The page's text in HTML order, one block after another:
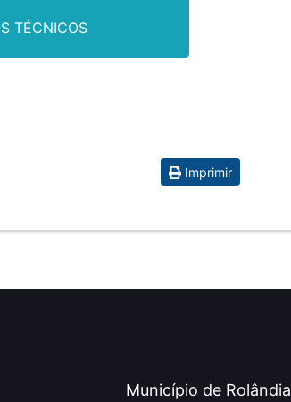
TÉCNICOS
Imprimir
Município de Rolândia